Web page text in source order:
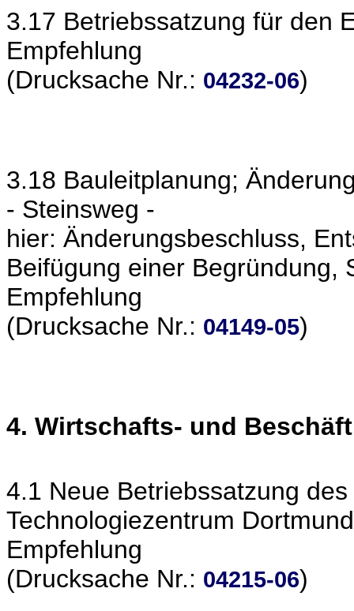
3.17 Betriebssatzung für den
Empfehlung
(Drucksache Nr.: 04232-06)
3.18 Bauleitplanung;
- Steinsweg -
hier: Änderungsbeschluss,
Beifügung einer Begründung,
Empfehlung
(Drucksache Nr.: 04149-05)
4. Wirtschafts- und
4.1 Neue Betriebssatzung
Technologiezentrum
Empfehlung
(Drucksache Nr.: 04215-06)